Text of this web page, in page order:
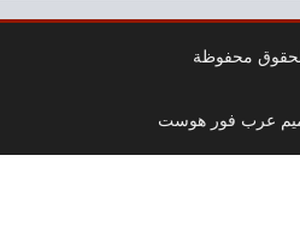
محفوظة
عرب فور هوست